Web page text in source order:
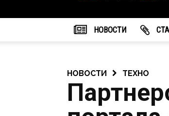
НОВОСТИ
НОВОСТИ ТЕХНО